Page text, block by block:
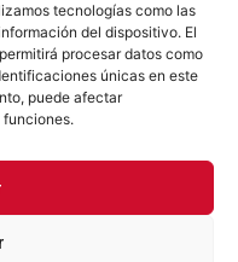
tecnologías como las
del dispositivo. El
procesar datos como
únicas en este
puede afectar